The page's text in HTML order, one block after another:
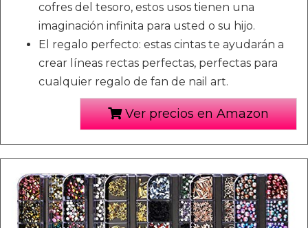
cofres del tesoro, estos usos tienen una
imaginación infinita para usted o su hijo.
El regalo perfecto: estas cintas te ayudarán a
crear líneas rectas perfectas, perfectas para
cualquier regalo de fan de nail art.
Ver precios en Amazon